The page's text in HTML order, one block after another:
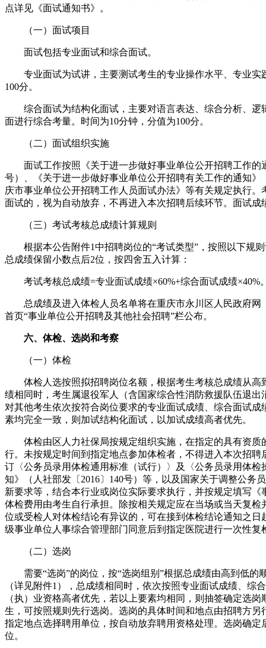
点详见《面试通知书》。
（一）面试项目
面试包括专业面试和综合面试。
专业面试为试讲，主要测试考生的专业操作水平、专业实
100分。
综合面试为结构化面试，主要对语言表达、综合分析、逻
面进行综合考量。时间为10分钟，分值为100分。
（二）面试组织实施
面试工作按照《关于进一步做好事业单位公开招聘工作的
号）、《关于进一步做好事业单位公开招聘有关工作的通知》
庆市事业单位公开招聘工作人员面试办法》等有关规定执行
面试的，视为自动放弃，不再进入本次招聘后续环节。面试成
（三）考试考核总成绩计算规则
根据本公告附件1中招聘岗位的“考试类型”，按照以下规则
总成绩保留小数点后2位，按四舍五入计算：
考试考核总成绩=专业面试成绩×60%+综合面试成绩×40%
总成绩及进入体检人员名单将在重庆市永川区人民政府网（
首页“事业单位公开招聘及其他社会招聘”栏公布。
六、体检、选岗和考察
（一）体检
体检人选按照拟招聘岗位名额，根据考生考核总成绩从高
绩相同时，考生属退役军人（含国家综合性消防救援队伍退
对其他考生依次按符合岗位要求的专业面试成绩、综合面试
素均完全一致，则加试结构化面试，以加试成绩高者优先。
体检由区人力社保局按规定组织实施，在指定的具有资质
行。未按规定时间到指定地点参加体检者，不得进入本次招
订〈公务员录用体检通用标准（试行）〉及〈公务员录用体
知》（人社部发〔2016〕140号）等，以及国家关于调整公务
新要求等，结合本行业或岗位实际要求执行，并按规定填写
体检费用由考生自行承担。除按相关规定应在当场或当天复
位或受检人对体检结论有异议的，可在接到体检结论通知之日
级事业单位人事综合管理部门同意后到指定医院进行一次性复
（二）选岗
需要“选岗”的岗位，按“选岗组别”根据总成绩由高到低的
（详见附件1），总成绩相同时，依次按照专业面试成绩、综
（执）业资格高者优先，若以上要素均相同，则抽签确定选
生，可按照规则先行选岗。选岗的具体时间和地点由招聘方
指定地点选择聘用单位，按自动放弃聘用资格处理。选岗确
位。